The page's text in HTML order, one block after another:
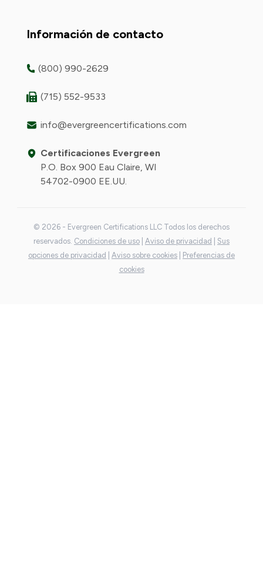
Información de contacto
(800) 990-2629
(715) 552-9533
info@evergreencertifications.com
Certificaciones Evergreen
P.O. Box 900 Eau Claire, WI
54702-0900 EE.UU.
© 2026 - Evergreen Certifications LLC Todos los derechos
reservados. Condiciones de uso Aviso de privacidad
Sus
opciones de privacidad
Aviso sobre cookies
Preferencias de
cookies